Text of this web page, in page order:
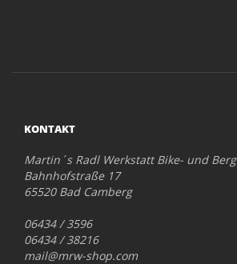
KONTAKT
Martin´s Radl Werkstatt Bike- und
Bahnhofstraße 17
65520 Bad Camberg
06434 / 3596
06434 / 38216
mail@mrw-shop.com